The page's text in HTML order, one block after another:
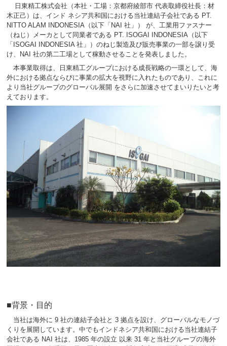
日東精工株式会社（本社・工場：京都府綾部市 代表取締役社長：材
木正己）は、インド ネシア共和国における当社連結子会社である PT.
NITTO ALAM INDONESIA（以下「NAI 社」） が、工業用ファスナー
（ねじ）メーカとして同業者である PT. ISOGAI INDONESIA（以下
「ISOGAI INDONESIA 社」）のねじ製造及び販売事業の一部を譲り受
け、NAI 社の第二工場として稼動させることを発表しました。
本事業取得は、日東精工グループにおける成長戦略の一環として、海
外における拠点ならびに事業の拡大を視野に入れたものであり、これに
より当社グループのグローバル展開 をさらに加速させてまいりたいと考
えております。
■背景・目的
当社は海外に 9 社の連結子会社と 3 拠点を設け、グローバルなモノづ
くりを展開しています。中でもインドネシア共和国における当社連結子
会社である NAI 社は、1985 年の設立 以来 31 年と当社グループの海外